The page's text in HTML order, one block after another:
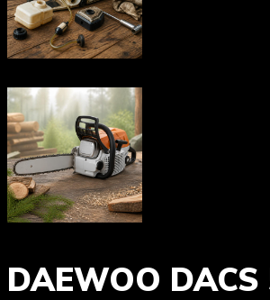
DAEWOO